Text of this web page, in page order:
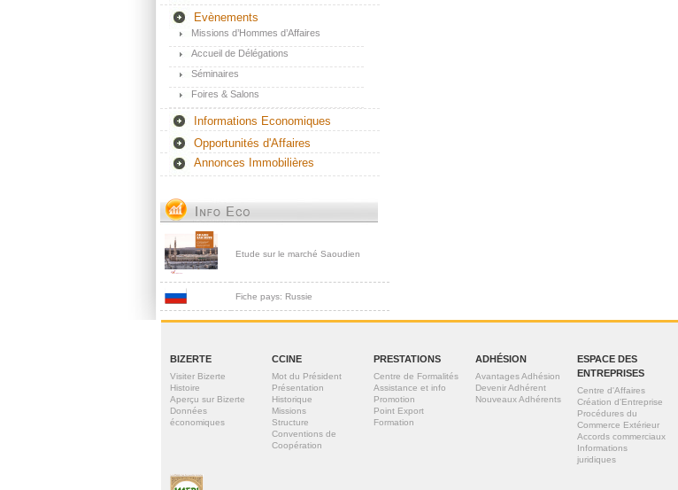
Evènements
Missions d’Hommes d’Affaires
Accueil de Délégations
Séminaires
Foires & Salons
Informations Economiques
Opportunités d'Affaires
Annonces Immobilières
Etude sur le marché Saoudien
Fiche pays: Russie
BIZERTE
Visiter Bizerte
Histoire
Aperçu sur Bizerte
Données
économiques
CCINE
Mot du Président
Présentation
Historique
Missions
Structure
Conventions de
Coopération
PRESTATIONS
Centre de Formalités
Assistance et info
Promotion
Point Export
Formation
ADHÉSION
Avantages Adhésion
Devenir Adhérent
Nouveaux Adhérents
ESPACE DES
ENTREPRISES
Centre d'Affaires
Création d'Entreprise
Procédures du
Commerce Extérieur
Accords commerciaux
Informations
juridiques